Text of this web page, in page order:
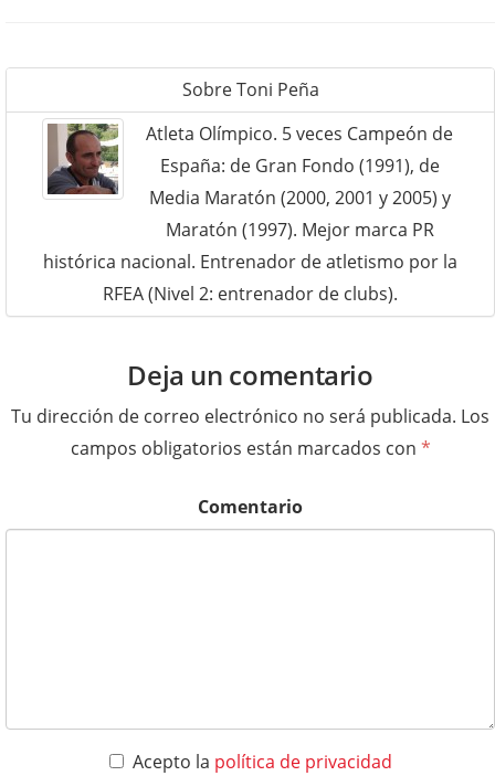
SobreToni Peña
Atleta Olímpico. 5 veces Campeón de
España: de Gran Fondo (1991), de
Media Maratón (2000, 2001 y 2005) y
Maratón (1997). Mejor marca PR
histórica nacional. Entrenador de atletismo por la
RFEA (Nivel 2: entrenador de clubs).
Deja un comentario
Tu dirección de correo electrónico no será publicada. Los
campos obligatorios están marcados con *
Comentario
Acepto la política de privacidad